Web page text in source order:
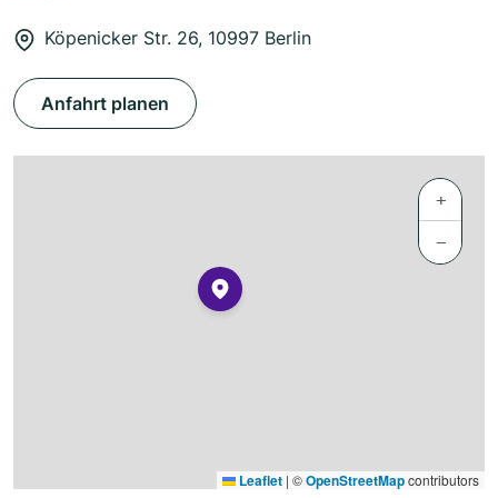
Köpenicker Str. 26, 10997 Berlin
Anfahrt planen
+
−
Leaflet | ©OpenStreetMapcontributors